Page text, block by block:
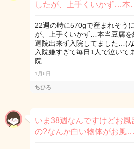
したが、上手くいかず…本
22週の時に570gで産まれそう
が、上手くいかず…本当豆腐を
退院出来ず入院してました…(ﾉ
入院嫌すぎて毎日1人で泣い
院…
1月6日
ちひろ
いま38週なんですけどお風
の?なんか白い物体がお風…